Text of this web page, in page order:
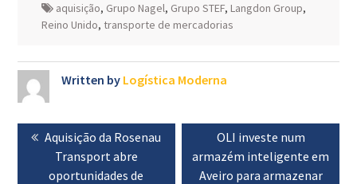
aquisição, Grupo Nagel, Grupo STEF, Langdon Group,
Reino Unido, transporte de mercadorias
Written by Logística Moderna
Navegação
de
artigos
Previous
post:
Aquisição da Rosenau
Transport abre
oportunidades de
Next
post:
OLI investe num
armazém inteligente em
Aveiro para armazenar